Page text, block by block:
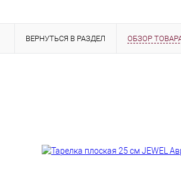
ВЕРНУТЬСЯ В РАЗДЕЛ ОБЗОР